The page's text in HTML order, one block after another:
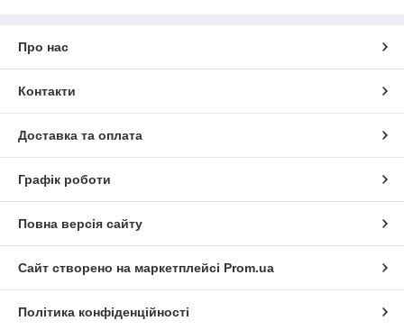
Про нас
Контакти
Доставка та оплата
Графік роботи
Повна версія сайту
Сайт створено на маркетплейсі Prom.ua
Політика конфіденційності